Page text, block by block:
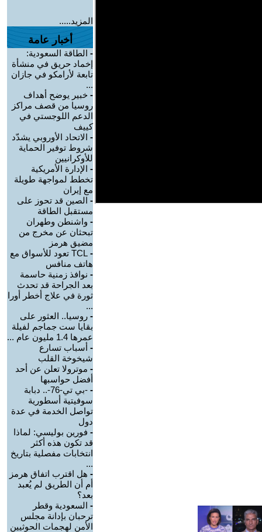
المزيد.....
أخبار عامة
- الطاقة السعودية:
إخماد حريق في منشأة
تابعة لأرامكو في جازان
...
- خبير يوضح أهداف
روسيا من قصف مراكز
الدعم اللوجستي في
كييف
- الاتحاد الأوروبي يشدّد
شروط توفير الحماية
للأوكرانيين
- الإدارة الأمريكية
تخطط لمواجهة طويلة
مع إيران
- الصين قد تحوز على
مستقبل الطاقة
- واشنطن وطهران
تبحثان عن مخرج من
مضيق هرمز
-
TCL تعود للأسواق مع
هاتف منافس
- نوافذ زمنية حاسمة
بعد الجراحة قد تحدث
ثورة في علاج أخطر أورا
...
- روسيا.. العثور على
بقايا ست جماجم لفيلة
عمرها 1.4 مليون عام ...
- أسباب تسارع
شيخوخة القلب
- موترولا تعلن عن أحد
أفضل حواسبها
-
-بي تي-76-.. دبابة
سوفيتية أسطورية
تواصل الخدمة في عدة
دول
- فورين بوليسي: لماذا
قد تكون هذه أكثر
انتخابات مفصلية بتاريخ
...
- هل اقترب اتفاق هرمز
أم أن الطريق لم يُعبد
بعد؟
- السعودية وقطر
ترحبان بإدانة مجلس
الأمن لهجمات الحوثيين